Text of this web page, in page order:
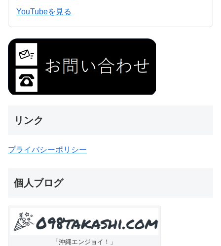
YouTubeを見る
リンク
プライバシーポリシー
個人ブログ
「沖縄エンジョイ！」